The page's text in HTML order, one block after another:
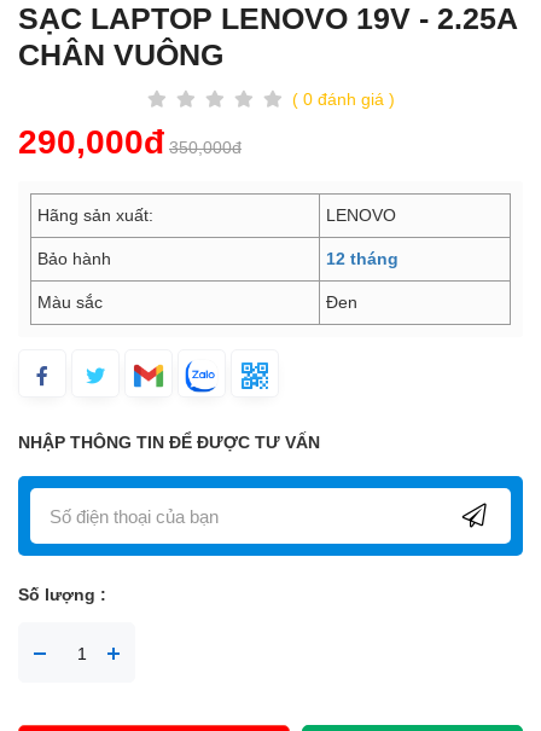
SẠC LAPTOP LENOVO 19V - 2.25A
CHÂN VUÔNG
( 0 đánh giá )
290,000đ 350,000đ
Hãng sản xuất: LENOVO
Bảo hành 12 tháng
Màu sắc Đen
NHẬP THÔNG TIN ĐỂ ĐƯỢC TƯ VẤN
Số lượng :